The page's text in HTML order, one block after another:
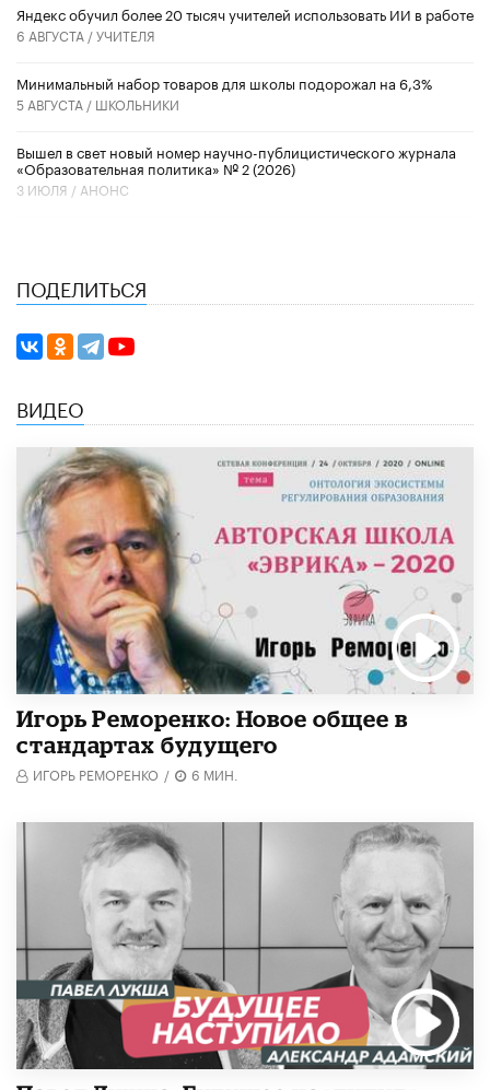
​Яндекс обучил более 20 тысяч учителей использовать ИИ в работе
6 АВГУСТА /УЧИТЕЛЯ
Минимальный набор товаров для школы подорожал на 6,3%
5 АВГУСТА / ШКОЛЬНИКИ
Вышел в свет новый номер научно-публицистического журнала
«Образовательная политика» № 2 (2026)
3 ИЮЛЯ / АНОНС
ПОДЕЛИТЬСЯ
ВИДЕО
Игорь Реморенко: Новое общее в
стандартах будущего
ИГОРЬ РЕМОРЕНКО / 6 МИН.